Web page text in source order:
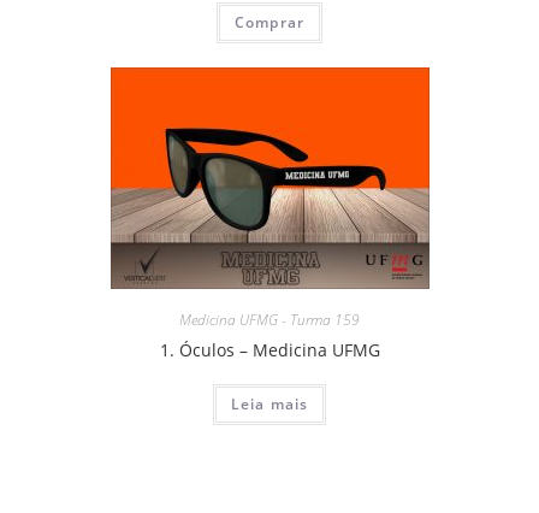
Comprar
Medicina UFMG - Turma 159
1. Óculos – Medicina UFMG
Leia mais